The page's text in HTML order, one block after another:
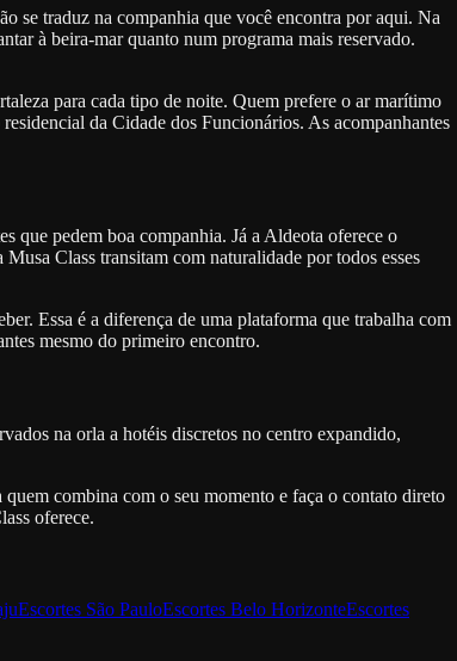
se traduz na companhia que você encontra por aqui. Na
à beira-mar quanto num programa mais reservado.
para cada tipo de noite. Quem prefere o ar marítimo
da Cidade dos Funcionários. As acompanhantes
que pedem boa companhia. Já a Aldeota oferece o
Class transitam com naturalidade por todos esses
Essa é a diferença de uma plataforma que trabalha com
mesmo do primeiro encontro.
na orla a hotéis discretos no centro expandido,
combina com o seu momento e faça o contato direto
oferece.
Escortes São PauloEscortes Belo HorizonteEscortes